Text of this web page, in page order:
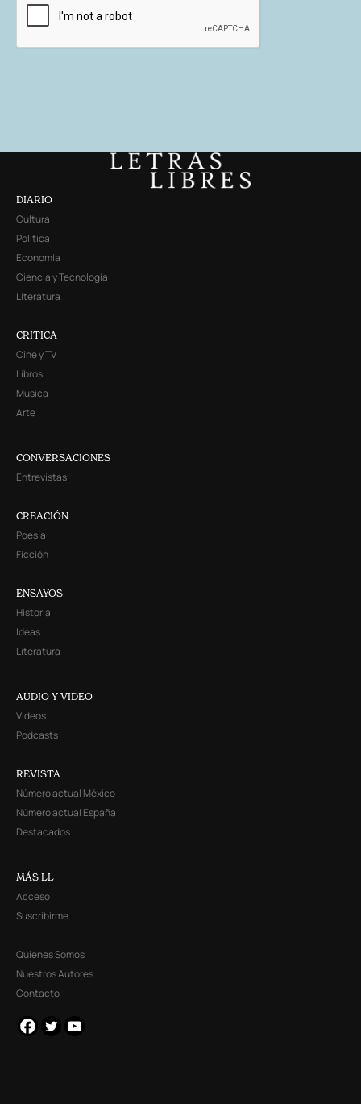
DIARIO
Cultura
Política
Economía
Ciencia y Tecnología
Literatura
CRITICA
Cine y TV
Libros
Música
Arte
CONVERSACIONES
Entrevistas
CREACIÓN
Poesía
Ficción
ENSAYOS
Historia
Ideas
Literatura
AUDIO Y VIDEO
Videos
Podcasts
REVISTA
Número actual México
Número actual España
Destacados
MÁS LL
Acceso
Suscribirme
Quienes Somos
Nuestros Autores
Contacto